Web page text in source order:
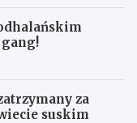
za
suskim